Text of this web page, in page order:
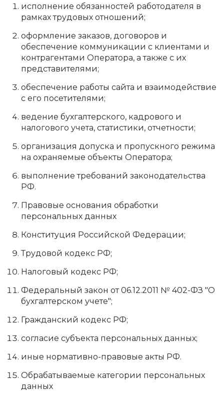
исполнение обязанностей работодателя в
рамках трудовых отношений;
оформление заказов, договоров и
обеспечение коммуникации с клиентами и
контрагентами Оператора, а также с их
представителями;
обеспечение работы сайта и взаимодействие
с его посетителями;
ведение бухгалтерского, кадрового и
налогового учета, статистики, отчетности;
организация допуска и пропускного режима
на охраняемые объекты Оператора;
выполнение требований законодательства
РФ.
Правовые основания обработки
персональных данных
Конституция Российской Федерации;
Трудовой кодекс РФ;
Налоговый кодекс РФ;
Федеральный закон от 06.12.2011 № 402-ФЗ "О
бухгалтерском учете";
Гражданский кодекс РФ;
согласие субъекта персональных данных;
иные нормативно-правовые акты РФ.
Обрабатываемые категории персональных
данных